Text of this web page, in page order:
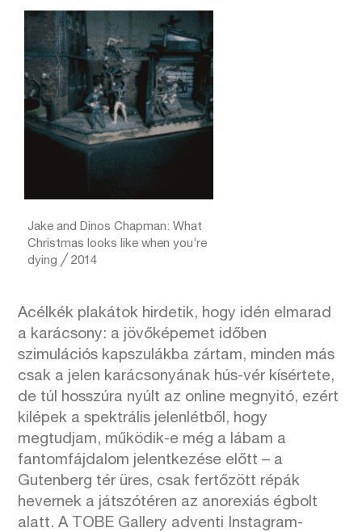
Jake and Dinos Chapman: What
Christmas looks like when you’re
dying ╱ 2014
Acélkék plakátok hirdetik, hogy idén elmarad
a karácsony: a jövőképemet időben
szimulációs kapszulákba zártam, minden más
csak a jelen karácsonyának hús-vér kísértete,
de túl hosszúra nyúlt az online megnyitó, ezért
kilépek a spektrális jelenlétből, hogy
megtudjam, működik-e még a lábam a
fantomfájdalom jelentkezése előtt – a
Gutenberg tér üres, csak fertőzött répák
hevernek a játszótéren az anorexiás égbolt
alatt. A TOBE Gallery adventi Instagram-